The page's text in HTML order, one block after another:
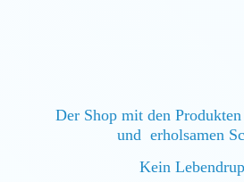
Der Shop mit den
und erholsamen
Kein